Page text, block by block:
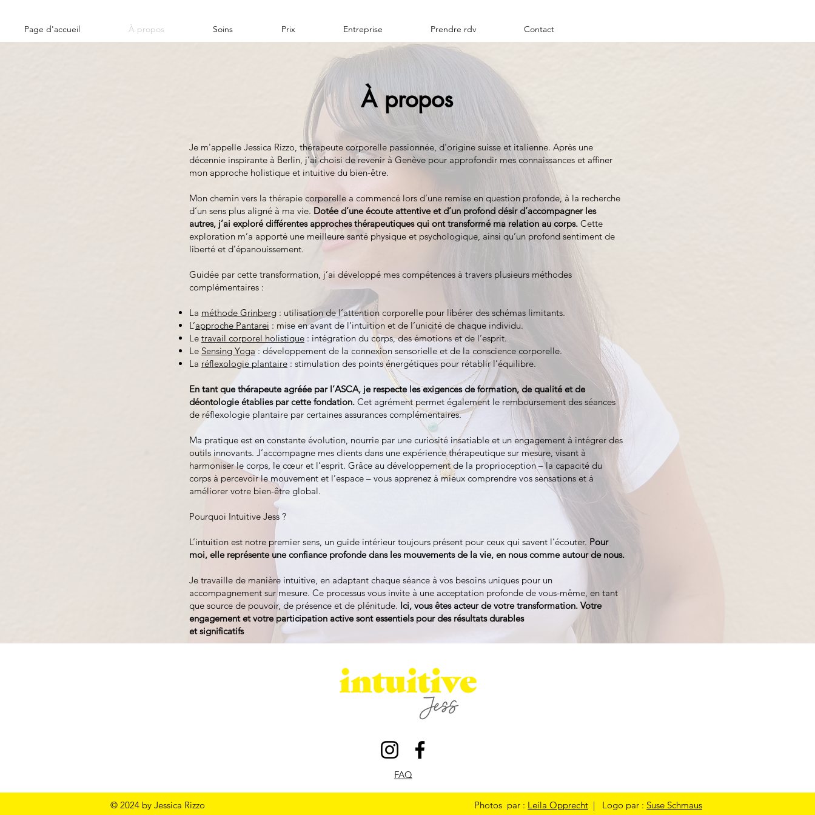
Page d'accueil À propos Soins Prix Entreprise Prendre rdv Contact
À propos
Je m'appelle Jessica Rizzo, thérapeute corporelle passionnée, d'origine suisse et italienne. Après une
décennie inspirante à Berlin, j’ai choisi de revenir à Genève pour approfondir mes connaissances et affiner
mon approche holistique et intuitive du bien-être.
Mon chemin vers la thérapie corporelle a commencé lors d’une remise en question profonde, à la recherche
d’un sens plus aligné à ma vie. Dotée d’une écoute attentive et d’un profond désir d’accompagner les
autres, j’ai exploré différentes approches thérapeutiques qui ont transformé ma relation au corps. Cette
exploration m’a apporté une meilleure santé physique et psychologique, ainsi qu’un profond sentiment de
liberté et d’épanouissement.
Guidée par cette transformation, j’ai développé mes compétences à travers plusieurs méthodes
complémentaires :
La méthode Grinberg : utilisation de l’attention corporelle pour libérer des schémas limitants.
L’approche Pantarei : mise en avant de l’intuition et de l’unicité de chaque individu.
Le travail corporel holistique : intégration du corps, des émotions et de l’esprit.
Le Sensing Yoga : développement de la connexion sensorielle et de la conscience corporelle.
La réflexologie plantaire : stimulation des points énergétiques pour rétablir l’équilibre.
En tant que thérapeute agréée par l’ASCA, je respecte les exigences de formation, de qualité et de
déontologie établies par cette fondation. Cet agrément permet également le remboursement des séances
de réflexologie plantaire par certaines assurances complémentaires.
Ma pratique est en constante évolution, nourrie par une curiosité insatiable et un engagement à intégrer des
outils innovants. J’accompagne mes clients dans une expérience thérapeutique sur mesure, visant à
harmoniser le corps, le cœur et l’esprit. Grâce au développement de la proprioception – la capacité du
corps à percevoir le mouvement et l’espace – vous apprenez à mieux comprendre vos sensations et à
améliorer votre bien-être global.
Pourquoi Intuitive Jess ?
L’intuition est notre premier sens, un guide intérieur toujours présent pour ceux qui savent l’écouter. Pour
moi, elle représente une confiance profonde dans les mouvements de la vie, en nous comme autour de nous.
Je travaille de manière intuitive, en adaptant chaque séance à vos besoins uniques pour un
accompagnement sur mesure. Ce processus vous invite à une acceptation profonde de vous-même, en tant
que source de pouvoir, de présence et de plénitude. Ici, vous êtes acteur de votre transformation. Votre
engagement et votre participation active sont essentiels pour des résultats durables
et significatifs
FAQ
© 2024 by Jessica Rizzo Photos par : Leila Opprecht | Logo par : Suse Schmaus